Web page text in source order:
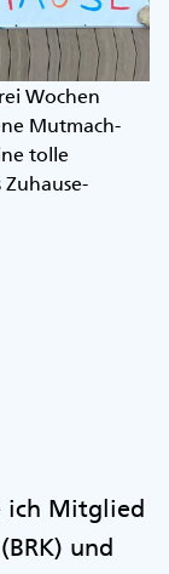
Wochen
Mutmach-
tolle
ich Mitglied
und